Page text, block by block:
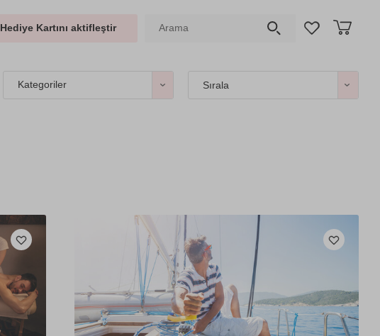
Hediye Kartını aktifleştir
Kategoriler Sırala